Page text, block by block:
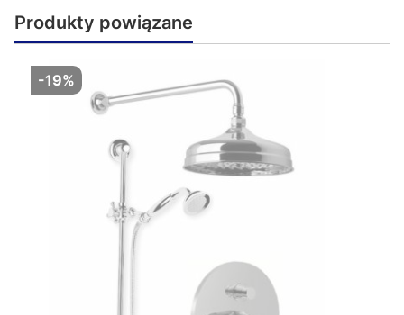
Produkty powiązane
-19%